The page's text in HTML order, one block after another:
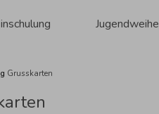
Jugendweihe
Grusskarten